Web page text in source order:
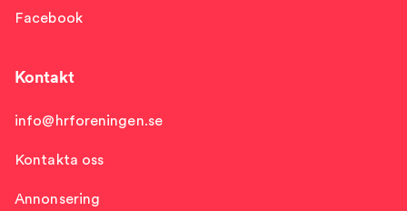
Facebook
Kontakt
info@hrforeningen.se
Kontakta oss
Annonsering